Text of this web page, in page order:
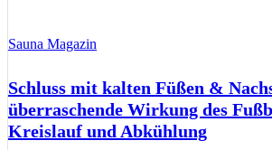
Sauna Magazin
Schluss mit kalten Füßen &
überraschende Wirkung des
Kreislauf und Abkühlung